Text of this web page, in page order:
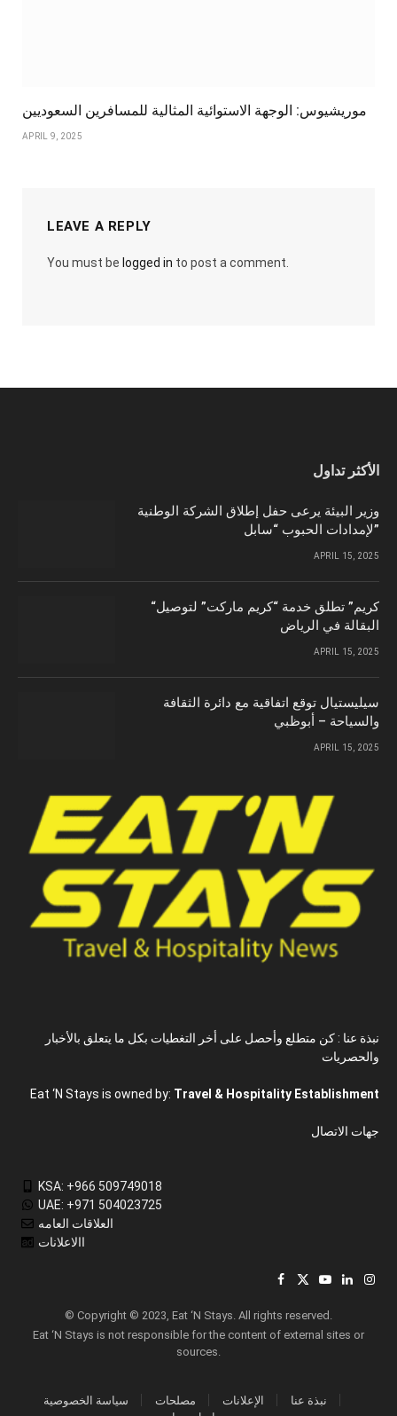
موريشيوس: الوجهة الاستوائية المثالية للمسافرين السعوديين
APRIL 9, 2025
LEAVE A REPLY
You must be logged in to post a comment.
الأكثر تداول
وزير البيئة يرعى حفل إطلاق الشركة الوطنية
لإمدادات الحبوب “سابل”
APRIL 15, 2025
“كريم” تطلق خدمة “كريم ماركت” لتوصيل
البقالة في الرياض
APRIL 15, 2025
سيليستيال توقع اتفاقية مع دائرة الثقافة
والسياحة – أبوظبي
APRIL 15, 2025
نبذة عنا : كن متطلع وأحصل على أخر التغطيات بكل ما يتعلق بالأخبار
والحصريات
Eat ‘N Stays is owned by: Travel & Hospitality Establishment
جهات الاتصال
KSA: +966 509749018
UAE: +971 504023725
العلاقات العامه
االاعلانات
Facebook
X
YouTube
LinkedIn
© Copyright © 2023, Eat ‘N Stays. All rights reserved.
Eat ‘N Stays is not responsible for the content of external sites or
sources.
سياسة الخصوصية مصلحات الإعلانات
نبذة عنا